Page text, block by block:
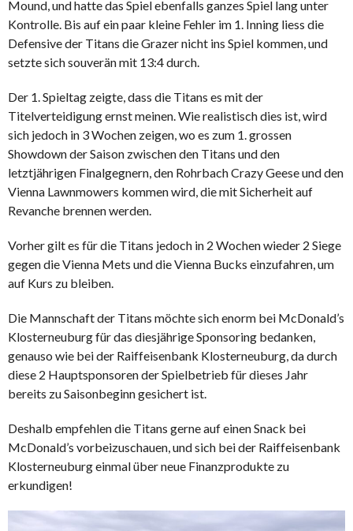
Mound, und hatte das Spiel ebenfalls ganzes Spiel lang unter
Kontrolle. Bis auf ein paar kleine Fehler im 1. Inning liess die
Defensive der Titans die Grazer nicht ins Spiel kommen, und
setzte sich souverän mit 13:4 durch.
Der 1. Spieltag zeigte, dass die Titans es mit der
Titelverteidigung ernst meinen. Wie realistisch dies ist, wird
sich jedoch in 3 Wochen zeigen, wo es zum 1. grossen
Showdown der Saison zwischen den Titans und den
letztjährigen Finalgegnern, den Rohrbach Crazy Geese und den
Vienna Lawnmowers kommen wird, die mit Sicherheit auf
Revanche brennen werden.
Vorher gilt es für die Titans jedoch in 2 Wochen wieder 2 Siege
gegen die Vienna Mets und die Vienna Bucks einzufahren, um
auf Kurs zu bleiben.
Die Mannschaft der Titans möchte sich enorm bei McDonald’s
Klosterneuburg für das diesjährige Sponsoring bedanken,
genauso wie bei der Raiffeisenbank Klosterneuburg, da durch
diese 2 Hauptsponsoren der Spielbetrieb für dieses Jahr
bereits zu Saisonbeginn gesichert ist.
Deshalb empfehlen die Titans gerne auf einen Snack bei
McDonald’s vorbeizuschauen, und sich bei der Raiffeisenbank
Klosterneuburg einmal über neue Finanzprodukte zu
erkundigen!